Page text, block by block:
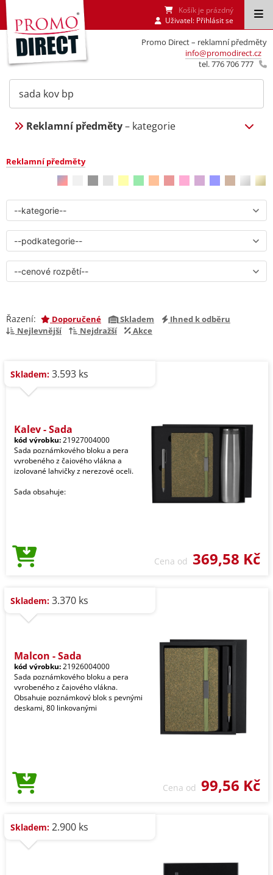
Promo Direct – reklamní předměty
info@promodirect.cz
tel. 776 706 777
Košík je prázdný
Uživatel: Přihlásit se
Reklamní předměty– kategorie
Reklamní předměty
Řazení: Doporučené Skladem
Ihned k odběru
Nejlevnější
Nejdražší Akce
Skladem: 3.593 ks
Kaley - Sada
kód výrobku:21927004000
Sada poznámkového bloku a pera
vyrobeného z čajového vlákna a
izolované lahvičky z nerezové oceli.
Sada obsahuje:
Cena od 369,58 Kč
Skladem: 3.370 ks
Malcon - Sada
kód výrobku:21926004000
Sada poznámkového bloku a pera
vyrobeného z čajového vlákna.
Obsahuje poznámkový blok s pevnými
deskami, 80 linkovanými
Cena od 99,56 Kč
Skladem: 2.900 ks